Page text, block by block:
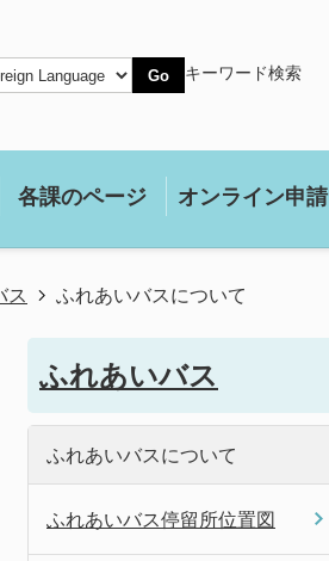
Go キーワード検索
各課のページ オンライン申請
ス ふれあいバスについて
ふれあいバス
ふれあいバスについて
ふれあいバス停留所位置図